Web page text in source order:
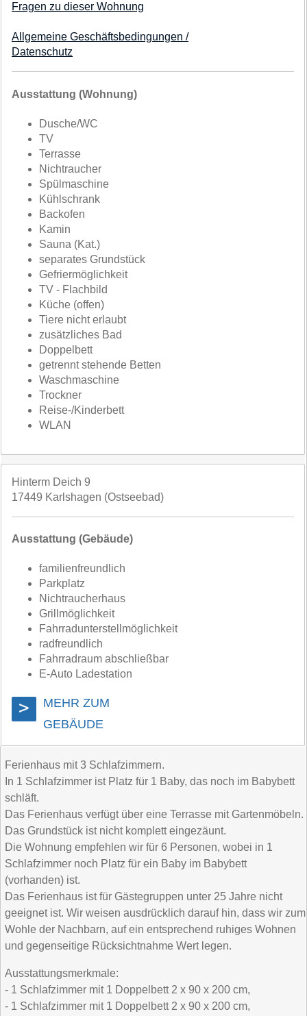
Fragen zu dieser Wohnung
Allgemeine Geschäftsbedingungen /
Datenschutz
Ausstattung (Wohnung)
Dusche/WC
TV
Terrasse
Nichtraucher
Spülmaschine
Kühlschrank
Backofen
Kamin
Sauna (Kat.)
separates Grundstück
Gefriermöglichkeit
TV - Flachbild
Küche (offen)
Tiere nicht erlaubt
zusätzliches Bad
Doppelbett
getrennt stehende Betten
Waschmaschine
Trockner
Reise-/Kinderbett
WLAN
Hinterm Deich 9
17449 Karlshagen (Ostseebad)
Ausstattung (Gebäude)
familienfreundlich
Parkplatz
Nichtraucherhaus
Grillmöglichkeit
Fahrradunterstellmöglichkeit
radfreundlich
Fahrradraum abschließbar
E-Auto Ladestation
>
MEHR ZUM
GEBÄUDE
Ferienhaus mit 3 Schlafzimmern.
In 1 Schlafzimmer ist Platz für 1 Baby, das noch im Babybett
schläft.
Das Ferienhaus verfügt über eine Terrasse mit Gartenmöbeln.
Das Grundstück ist nicht komplett eingezäunt.
Die Wohnung empfehlen wir für 6 Personen, wobei in 1
Schlafzimmer noch Platz für ein Baby im Babybett
(vorhanden) ist.
Das Ferienhaus ist für Gästegruppen unter 25 Jahre nicht
geeignet ist. Wir weisen ausdrücklich darauf hin, dass wir zum
Wohle der Nachbarn, auf ein entsprechend ruhiges Wohnen
und gegenseitige Rücksichtnahme Wert legen.
Ausstattungsmerkmale:
- 1 Schlafzimmer mit 1 Doppelbett 2 x 90 x 200 cm,
- 1 Schlafzimmer mit 1 Doppelbett 2 x 90 x 200 cm,